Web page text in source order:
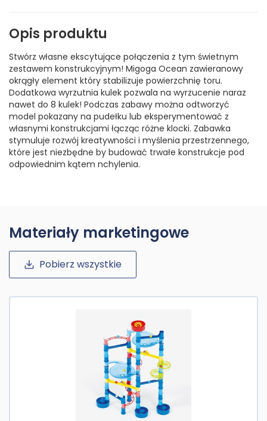
Opis produktu
Stwórz własne ekscytujące połączenia z tym świetnym
zestawem konstrukcyjnym! Migoga Ocean zawieranowy
okrągły element który stabilizuje powierzchnię toru.
Dodatkowa wyrzutnia kulek pozwala na wyrzucenie naraz
nawet do 8 kulek! Podczas zabawy można odtworzyć
model pokazany na pudełku lub eksperymentować z
własnymi konstrukcjami łącząc różne klocki. Zabawka
stymuluje rozwój kreatywności i myślenia przestrzennego,
które jest niezbędne by budować trwałe konstrukcje pod
odpowiednim kątem nchylenia.
Materiały marketingowe
Pobierz wszystkie